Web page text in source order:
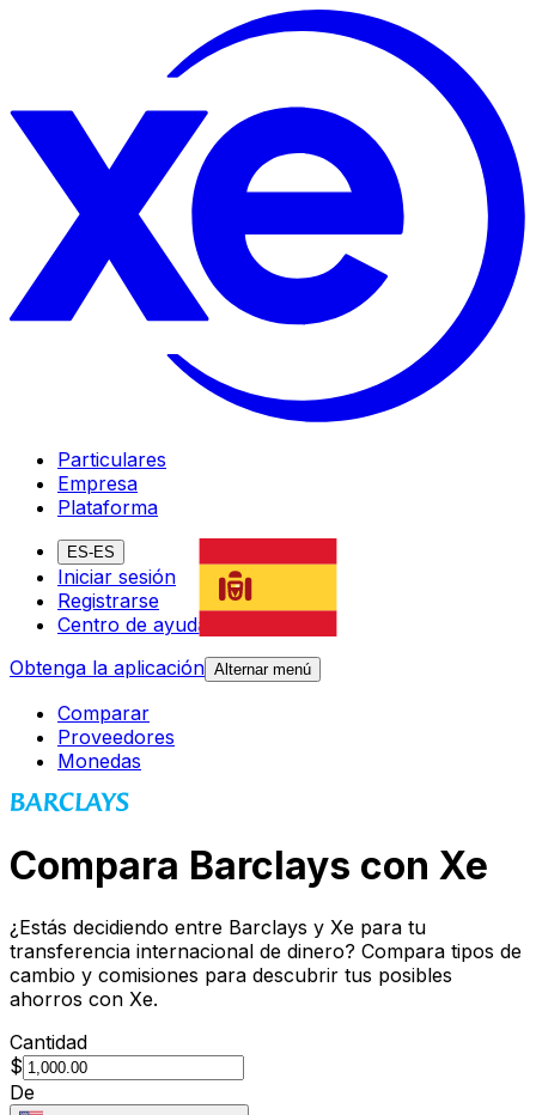
Particulares
Empresa
Plataforma
ES-ES
Iniciar sesión
Registrarse
Centro de ayuda
Obtenga la aplicación Alternar menú
Comparar
Proveedores
Monedas
Compara Barclays con Xe
¿Estás decidiendo entre Barclays y Xe para tu
transferencia internacional de dinero? Compara tipos de
cambio y comisiones para descubrir tus posibles
ahorros con Xe.
Cantidad
$
De